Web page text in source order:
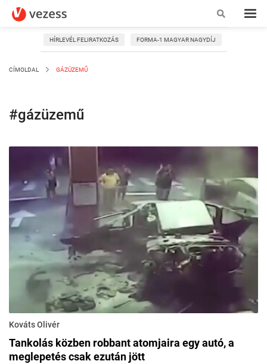
HÍRLEVÉL FELIRATKOZÁS FORMA-1 MAGYAR NAGYDÍJ
CÍMOLDAL GÁZÜZEMŰ
#gázüzemű
Kováts Olivér
Tankolás közben robbant atomjaira egy autó, a
meglepetés csak ezután jött